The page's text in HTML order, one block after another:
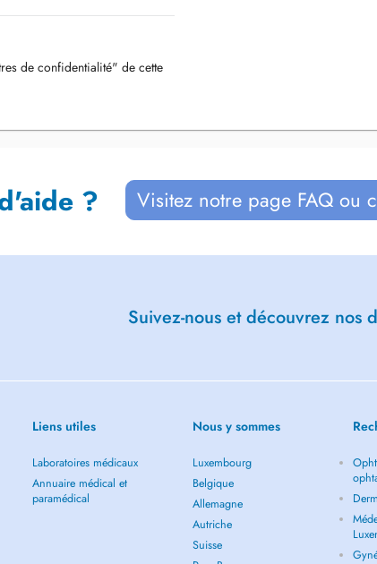
de confidentialité" de cette
? Visitez notre page FAQ ou
Suivez-nous et découvrez nos
Liens utiles
Laboratoires médicaux
Annuaire médical et
paramédical
Nous y sommes
Luxembourg
Belgique
Allemagne
Autriche
Suisse